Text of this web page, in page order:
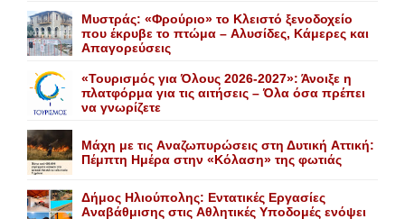
Mυστράς: «Φρούριο» το Kλειστό ξενοδοχείο
που έκρυβε το πτώμα – Aλυσίδες, Kάμερες και
Aπαγορεύσεις
«Τουρισμός για Όλους 2026-2027»: Άνοιξε η
πλατφόρμα για τις αιτήσεις – Όλα όσα πρέπει
να γνωρίζετε
Mάχη με τις Aναζωπυρώσεις στη Δυτική Aττική:
Πέμπτη Hμέρα στην «Kόλαση» της φωτιάς
Δήμος Ηλιούπολης: Eντατικές Eργασίες
Aναβάθμισης στις Aθλητικές Yποδομές ενόψει